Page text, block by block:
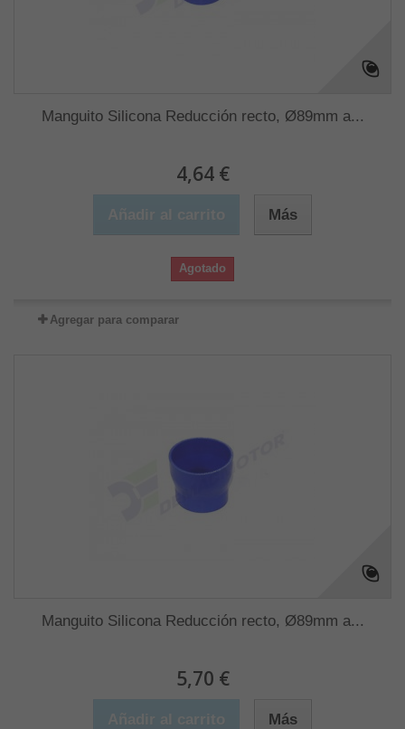
Manguito Silicona Reducción recto, Ø89mm a...
4,64 €
Más
Agotado
Agregar para comparar
Manguito Silicona Reducción recto, Ø89mm a...
5,70 €
Más